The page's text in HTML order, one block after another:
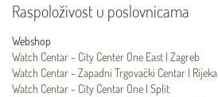
Raspoloživost u poslovnicama
Webshop
Watch Centar - City Center One East | Zagreb
Watch Centar - Zapadni Trgovački Centar | Rijeka
Watch Centar - City Centar One | Split